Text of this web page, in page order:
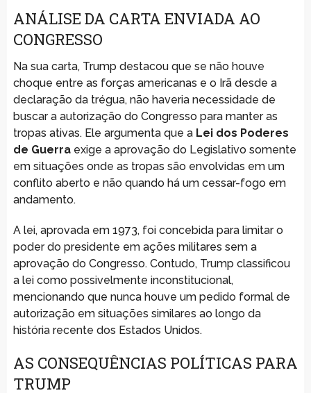
ANÁLISE DA CARTA ENVIADA AO
CONGRESSO
Na sua carta, Trump destacou que se não houve
choque entre as forças americanas e o Irã desde a
declaração da trégua, não haveria necessidade de
buscar a autorização do Congresso para manter as
tropas ativas. Ele argumenta que a Lei dos Poderes
de Guerraexige a aprovação do Legislativo somente
em situações onde as tropas são envolvidas em um
conflito aberto e não quando há um cessar-fogo em
andamento.
A lei, aprovada em 1973, foi concebida para limitar o
poder do presidente em ações militares sem a
aprovação do Congresso. Contudo, Trump classificou
a lei como possivelmente inconstitucional,
mencionando que nunca houve um pedido formal de
autorização em situações similares ao longo da
história recente dos Estados Unidos.
AS CONSEQUÊNCIAS POLÍTICAS PARA
TRUMP